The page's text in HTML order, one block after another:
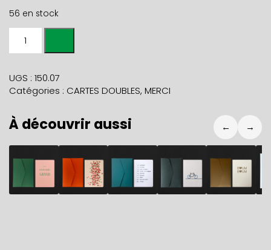
56 en stock
MERCI
script
env
carmin
UGS : 150.07
Catégories : CARTES DOUBLES, MERCI
À découvrir aussi
5,90€ 5,90€ 5,90€ 5,90€ 5,90€
← →